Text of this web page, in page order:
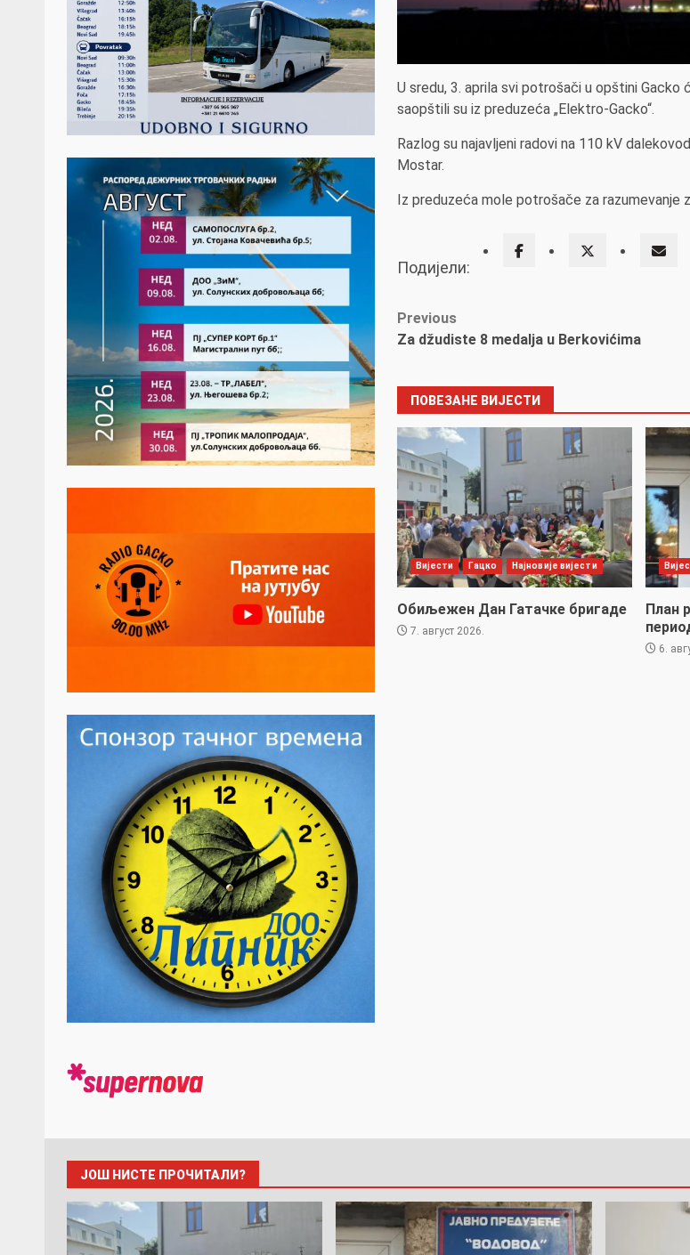
U sredu, 3. aprila svi potrošači u opštini
saopštili su iz preduzeća „Elektro-Gacko“.
Razlog su najavljeni radovi na 110 kV
Mostar.
Iz preduzeća mole potrošače za razumevanje
Подијели:
Post
Previous
Za džudiste 8 medalja u Berkovićima
ПОВЕЗАНЕ ВИЈЕСТИ
Вијести Гацко Најновије вијести
Обиљежен Дан Гатачке бригаде
7. август 2026.
План
6.
ЈОШ НИСТЕ ПРОЧИТАЛИ?